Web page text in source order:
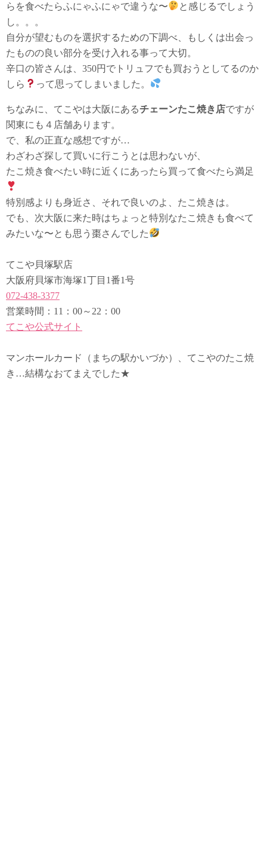
らを食べたらふにゃふにゃで違うな〜
と感じるでしょう
し。。。
自分が望むものを選択するための下調べ、もしくは出会っ
たものの良い部分を受け入れる事って大切。
辛口の皆さんは、350円でトリュフでも買おうとしてるのか
しら
って思ってしまいました。
ちなみに、てこやは大阪にあるチェーンたこ焼き店ですが
関東にも４店舗あります。
で、私の正直な感想ですが…
わざわざ探して買いに行こうとは思わないが、
たこ焼き食べたい時に近くにあったら買って食べたら満足
特別感よりも身近さ、それで良いのよ、たこ焼きは。
でも、次大阪に来た時はちょっと特別なたこ焼きも食べて
みたいな〜とも思う棗さんでした
てこや貝塚駅店
大阪府貝塚市海塚1丁目1番1号
072-438-3377
営業時間：11：00～22：00
てこや公式サイト
マンホールカード（まちの駅かいづか）、てこやのたこ焼
き…結構なおてまえでした★